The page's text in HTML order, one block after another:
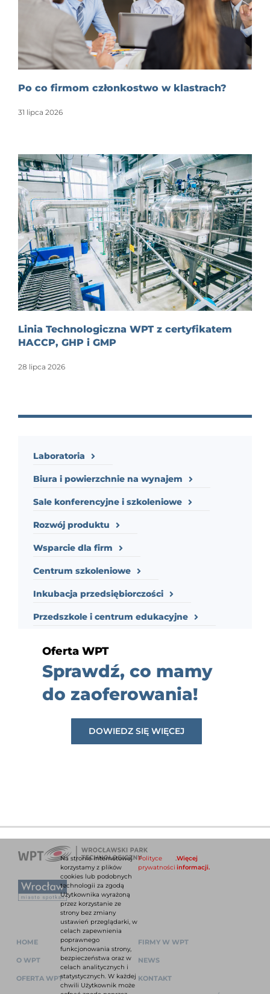
Po co firmom członkostwo w klastrach?
31 lipca 2026
Linia Technologiczna WPT z certyfikatem
HACCP, GHP i GMP
28 lipca 2026
Oferta WPT
Sprawdź, co mamy
do zaoferowania!
DOWIEDZ SIĘ WIĘCEJ
Laboratoria
Biura i powierzchnie na wynajem
Sale konferencyjne i szkoleniowe
Rozwój produktu
Wsparcie dla firm
Centrum szkoleniowe
Inkubacja przedsiębiorczości
Przedszkole i centrum edukacyjne
HOME
O WPT
OFERTA WPT
FIRMY W WPT
NEWS
KONTAKT
Na stronie internetowej
korzystamy z plików
cookies lub podobnych
technologii za zgodą
Użytkownika wyrażoną
przez korzystanie ze
strony bez zmiany
ustawień przeglądarki, w
celach zapewnienia
poprawnego
funkcjonowania strony,
bezpieczeństwa oraz w
celach analitycznych i
statystycznych. W każdej
chwili Użytkownik może
Polityce
prywatności
Więcej
informacji.